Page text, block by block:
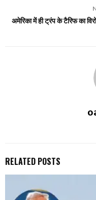
अमेरिका में ही ट्रंप के टैरिफ का
RELATED POSTS